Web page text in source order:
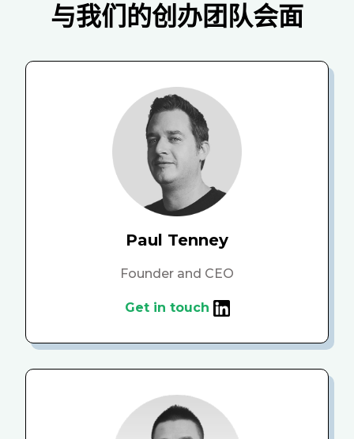
与我们的创办团队会面
Paul Tenney
Founder and CEO
Get in touch